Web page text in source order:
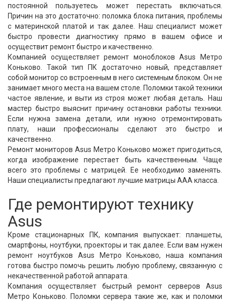
постоянной пользуетесь может перестать включаться.
Причин на это достаточно: поломка блока питания, проблемы
с материнской платой и так далее. Наш специалист может
быстро провести диагностику прямо в вашем офисе и
осуществит ремонт быстро и качественно.
Компанией осуществляет ремонт моноблоков Asus Метро
Коньково. Такой тип ПК достаточно новый, представляет
собой монитор со встроенным в него системным блоком. Он не
занимает много места на вашем столе. Поломки такой техники
частое явление, и выти из строя может любая деталь. Наш
мастер быстро выяснит причину остановки работы техники.
Если нужна замена детали, или нужно отремонтировать
плату, наши профессионалы сделают это быстро и
качественно.
Ремонт мониторов Asus Метро Коньково может пригодиться,
когда изображение перестает быть качественным. Чаще
всего это проблемы с матрицей. Ее необходимо заменять.
Наши специалисты предлагают лучшие матрицы ААА класса.
Где ремонтируют технику
Asus
Кроме стационарных ПК, компания выпускает: планшеты,
смартфоны, ноутбуки, проекторы и так далее. Если вам нужен
ремонт ноутбуков Asus Метро Коньково, наша компания
готова быстро помочь решить любую проблему, связанную с
некачественной работой аппарата.
Компания осуществляет быстрый ремонт серверов Asus
Метро Коньково. Поломки сервера такие же, как и поломки